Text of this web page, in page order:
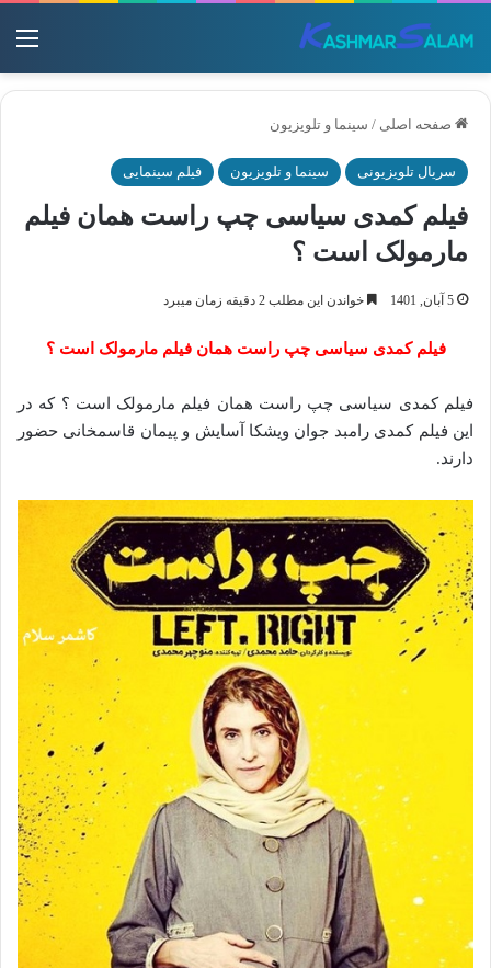
صفحه اصلی / سینما و تلویزیون
سریال تلویزیونی سینما و تلویزیون فیلم سینمایی
فیلم کمدی سیاسی چپ راست همان فیلم
مارمولک است ؟
5 آبان, 1401 خواندن این مطلب 2 دقیقه زمان میبرد
فیلم کمدی سیاسی چپ راست همان فیلم مارمولک است ؟
فیلم کمدی سیاسی چپ راست همان فیلم مارمولک است ؟ که در
این فیلم کمدی رامبد جوان ویشکا آسایش و پیمان قاسمخانی حضور
دارند.